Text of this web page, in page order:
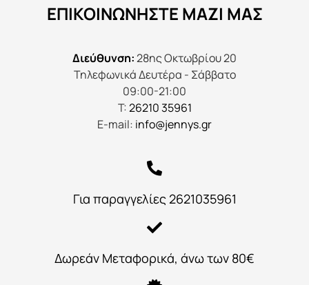
ΕΠΙΚΟΙΝΩΝΉΣΤΕ ΜΑΖΊ ΜΑΣ
Διεύθυνση:28ης Οκτωβρίου 20
Τηλεφωνικά Δευτέρα - Σάββατο
09:00-21:00
Τ:26210 35961
E-mail: info@jennys.gr
Για παραγγελίες 2621035961
Δωρεάν Μεταφορικά, άνω των 80€